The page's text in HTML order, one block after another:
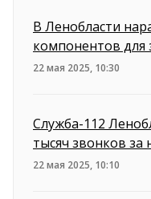
В Ленобласти
компонентов
22 мая 2025, 10:30
Служба-112
тысяч звонков за
22 мая 2025, 10:10